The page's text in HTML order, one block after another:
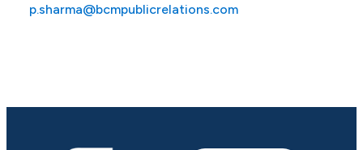
p.sharma@bcmpublicrelations.com